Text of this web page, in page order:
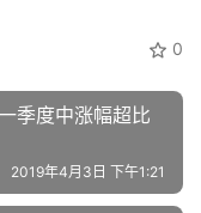
0
季度中涨幅超比
2019年4月3日 下午1:21